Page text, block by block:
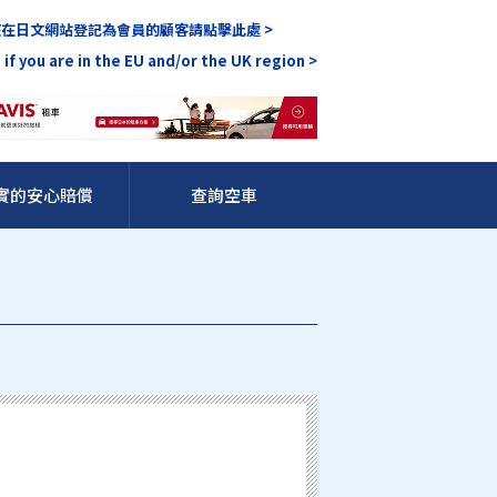
日文網站登記為會員的顧客請點擊此處 >
you are in the EU and/or the UK region >
的安心賠償 查詢空車